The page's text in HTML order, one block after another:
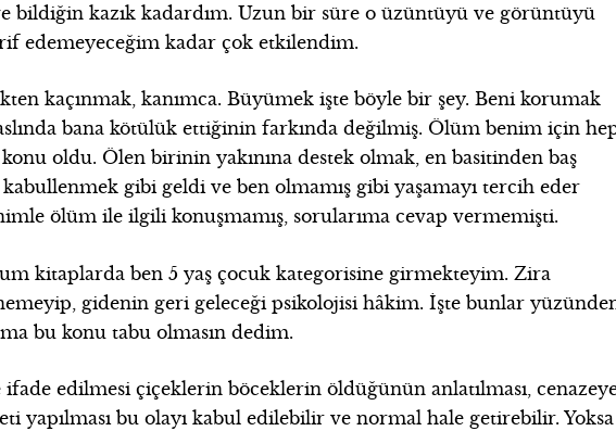
bildiğin kazık kadardım. Uzun bir süre o üzüntüyü ve görüntüyü
edemeyeceğim kadar çok etkilendim.
kaçınmak, kanımca. Büyümek işte böyle bir şey. Beni korumak
bana kötülük ettiğinin farkında değilmiş. Ölüm benim için
oldu. Ölen birinin yakınına destek olmak, en basitinden baş
kabullenmek gibi geldi ve ben olmamış gibi yaşamayı tercih eder
ölüm ile ilgili konuşmamış, sorularıma cevap vermemişti.
kitaplarda ben 5 yaş çocuk kategorisine girmekteyim. Zira
gidenin geri geleceği psikolojisi hâkim. İşte bunlar
bu konu tabu olmasın dedim.
edilmesi çiçeklerin böceklerin öldüğünün anlatılması,
yapılması bu olayı kabul edilebilir ve normal hale getirebilir. Yoksa